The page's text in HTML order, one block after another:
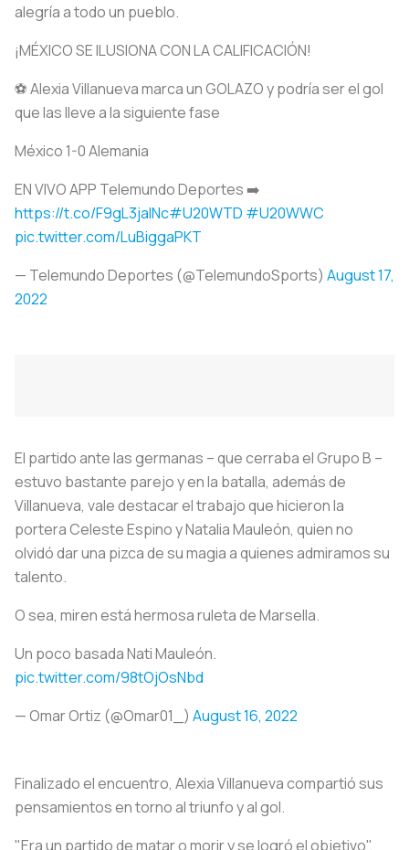
alegría a todo un pueblo.
¡MÉXICO SE ILUSIONA CON LA CALIFICACIÓN!
⚽️ Alexia Villanueva marca un GOLAZO y podría ser el gol
que las lleve a la siguiente fase
México 1-0 Alemania
EN VIVO APP Telemundo Deportes ➡️
https://t.co/F9gL3jalNc#U20WTD #U20WWC
pic.twitter.com/LuBiggaPKT
— Telemundo Deportes (@TelemundoSports) August 17,
2022
El partido ante las germanas – que cerraba el Grupo B –
estuvo bastante parejo y en la batalla, además de
Villanueva, vale destacar el trabajo que hicieron la
portera Celeste Espino y Natalia Mauleón, quien no
olvidó dar una pizca de su magia a quienes admiramos su
talento.
O sea, miren está hermosa ruleta de Marsella.
Un poco basada Nati Mauleón.
pic.twitter.com/98tOjOsNbd
— Omar Ortiz (@Omar01_) August 16, 2022
Finalizado el encuentro, Alexia Villanueva compartió sus
pensamientos en torno al triunfo y al gol.
"Era un partido de matar o morir y se logró el objetivo",